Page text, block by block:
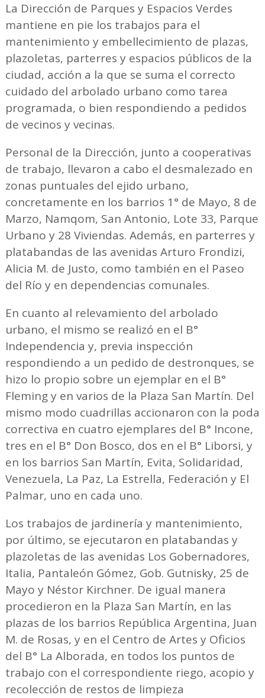
La Dirección de Parques y Espacios Verdes
mantiene en pie los trabajos para el
mantenimiento y embellecimiento de plazas,
plazoletas, parterres y espacios públicos de la
ciudad, acción a la que se suma el correcto
cuidado del arbolado urbano como tarea
programada, o bien respondiendo a pedidos
de vecinos y vecinas.
Personal de la Dirección, junto a cooperativas
de trabajo, llevaron a cabo el desmalezado en
zonas puntuales del ejido urbano,
concretamente en los barrios 1° de Mayo, 8 de
Marzo, Namqom, San Antonio, Lote 33, Parque
Urbano y 28 Viviendas. Además, en parterres y
platabandas de las avenidas Arturo Frondizi,
Alicia M. de Justo, como también en el Paseo
del Río y en dependencias comunales.
En cuanto al relevamiento del arbolado
urbano, el mismo se realizó en el B°
Independencia y, previa inspección
respondiendo a un pedido de destronques, se
hizo lo propio sobre un ejemplar en el B°
Fleming y en varios de la Plaza San Martín. Del
mismo modo cuadrillas accionaron con la poda
correctiva en cuatro ejemplares del B° Incone,
tres en el B° Don Bosco, dos en el B° Liborsi, y
en los barrios San Martín, Evita, Solidaridad,
Venezuela, La Paz, La Estrella, Federación y El
Palmar, uno en cada uno.
Los trabajos de jardinería y mantenimiento,
por último, se ejecutaron en platabandas y
plazoletas de las avenidas Los Gobernadores,
Italia, Pantaleón Gómez, Gob. Gutnisky, 25 de
Mayo y Néstor Kirchner. De igual manera
procedieron en la Plaza San Martín, en las
plazas de los barrios República Argentina, Juan
M. de Rosas, y en el Centro de Artes y Oficios
del B° La Alborada, en todos los puntos de
trabajo con el correspondiente riego, acopio y
recolección de restos de limpieza